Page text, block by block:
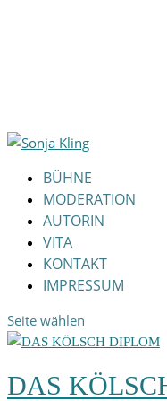
BÜHNE
MODERATION
AUTORIN
VITA
KONTAKT
IMPRESSUM
Seite wählen
DAS